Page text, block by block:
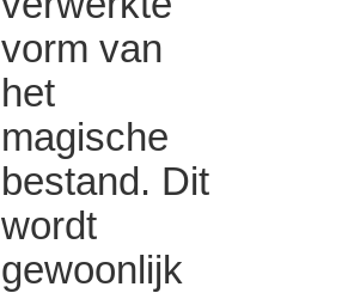
vorm van
het
magische
bestand. Dit
wordt
gewoonlijk